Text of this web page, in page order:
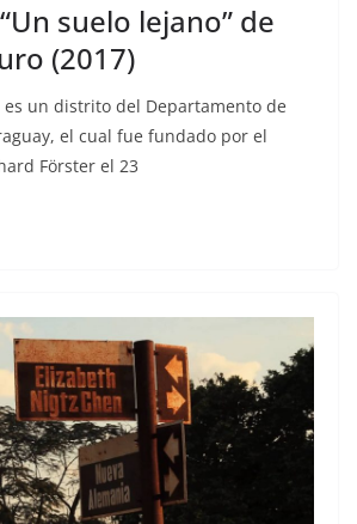
suelo lejano” de
(2017)
es un distrito del Departamento de
el cual fue fundado por el
Förster el 23